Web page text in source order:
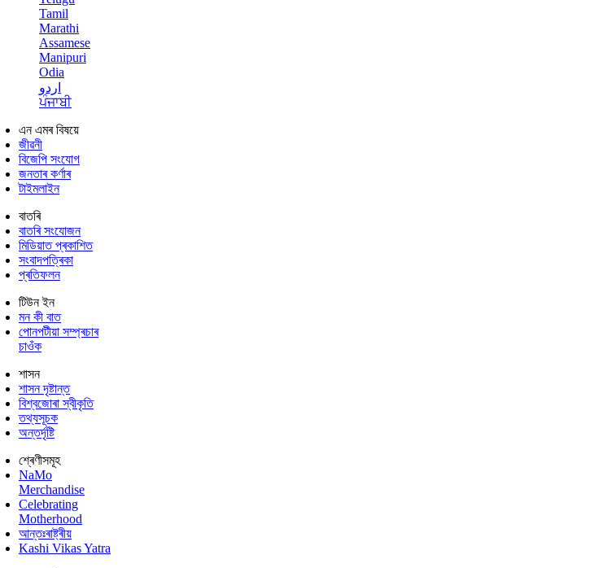
Tamil
Marathi
Assamese
Manipuri
Odia
اردو
ਪੰਜਾਬੀ
এন এমৰ বিষয়ে
জীৱনী
বিজেপি সংযোগ
জনতাৰ কৰ্ণাৰ
টাইমলাইন
বাতৰি
বাতৰি সংযোজন
মিডিয়াত প্ৰকাশিত
সংবাদপত্ৰিকা
প্ৰতিফলন
টিউন ইন
মন কী বাত
পোনপটীয়া সম্প্ৰচাৰ
চাওঁক
শাসন
শাসন দৃষ্টান্ত
বিশ্বজোৰা স্বীকৃতি
তথ্যসূচক
অন্তৰ্দৃষ্টি
শ্ৰেণীসমূহ
NaMo
Merchandise
Celebrating
Motherhood
আন্তঃৰাষ্ট্ৰীয়
Kashi Vikas Yatra